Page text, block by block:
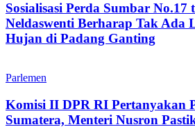
Sosialisasi Perda Sumbar No.17
Neldaswenti Berharap Tak Ada
Hujan di Padang Ganting
Parlemen
Komisi II DPR RI Pertanyakan
Sumatera, Menteri Nusron